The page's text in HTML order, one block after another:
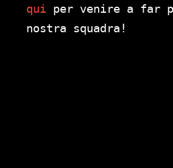
qui per venire a far
nostra squadra!